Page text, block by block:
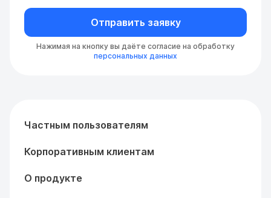
Отправить заявку
Нажимая на кнопку вы даёте согласие на обработку
персональных данных
Частным пользователям
Корпоративным клиентам
О продукте